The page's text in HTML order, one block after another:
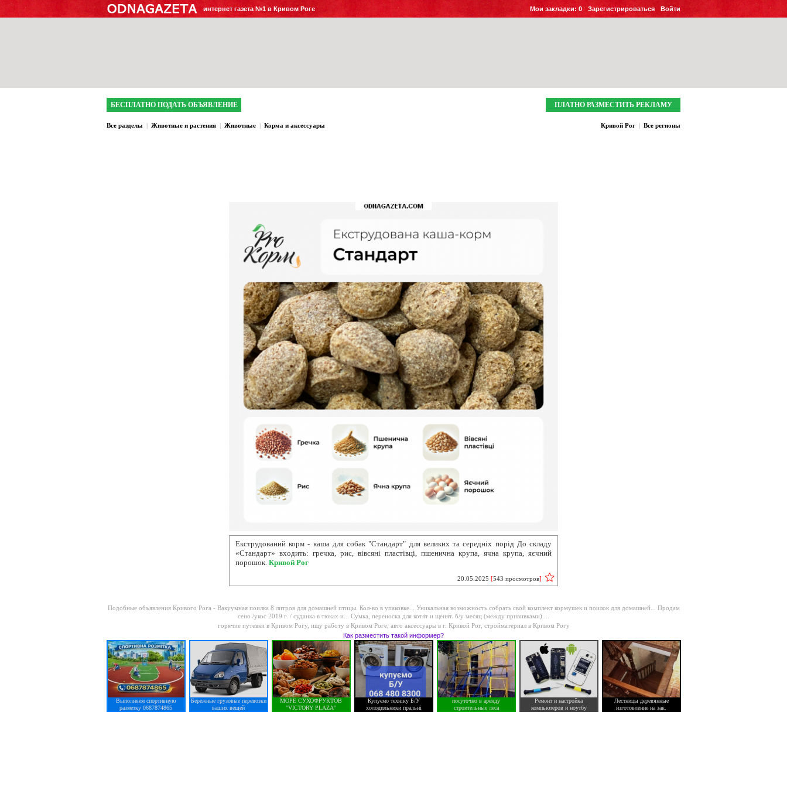
интернет газета №1 в Кривом Роге Войти
Зарегистрироваться
Мои закладки: 0
БЕСПЛАТНО ПОДАТЬ ОБЪЯВЛЕНИЕ ПЛАТНО РАЗМЕСТИТЬ РЕКЛАМУ
Все разделы | Животные и растения | Животные | Корма и аксессуары Кривой Рог | Все регионы
Екструдований корм - каша длясобак "Стандарт" для великих та середніх порід До складу
«Стандарт» входить: гречка, рис, вівсяні пластівці, пшенична крупа, ячна крупа, яєчний
порошок. Кривой Рог
20.05.2025 [543 просмотров]
Подобные объявления Кривого Рога - Вакуумная поилка 8 литров для домашней птицы. Кол-во в упаковке... Уникальная возможность собрать свой комплект кормушек и поилок для домашней... Продам
сено /укос 2019 г. / суданка в тюках и... Сумка, переноска для котят и щенят. б/у месяц (между прививками)....
горячие путевки в Кривом Рогу, ищу работу в Кривом Роге, авто аксессуары в г. Кривой Рог, стройматериал в Кривом Рогу
Как разместить такой информер?
Выполняем спортивную
разметку 0687874865
Бережные грузовые перевозки
ваших вещей
МОРЕ СУХОФРУКТОВ
"VICTORY PLAZA"
Купуємо техніку Б/У
холодильники пральні
посуточно в аренду
строительные леса
Ремонт и настройка
компьютеров и ноутбу
Лестницы деревянные
изготовление на зак.